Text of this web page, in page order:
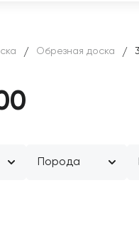
/ Обрезная доска /
Порода